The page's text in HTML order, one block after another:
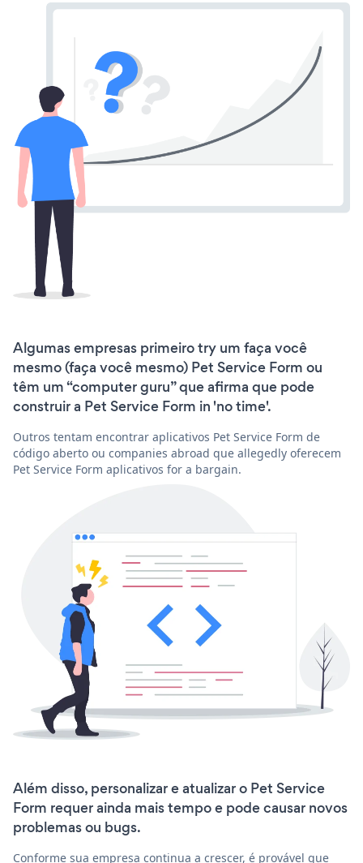
Algumas empresas primeiro try um faça você
mesmo (faça você mesmo) Pet Service Form ou
têm um “computer guru” que afirma que pode
construir a Pet Service Form in 'no time'.
Outros tentam encontrar aplicativos Pet Service Form de
código aberto ou companies abroad que allegedly oferecem
Pet Service Form aplicativos for a bargain.
Além disso, personalizar e atualizar o Pet Service
Form requer ainda mais tempo e pode causar novos
problemas ou bugs.
Conforme sua empresa continua a crescer, é provável que